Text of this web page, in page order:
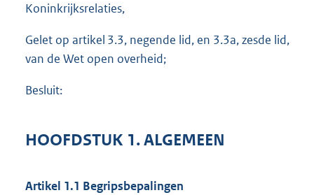
Koninkrijksrelaties,
Gelet op artikel 3.3, negende lid, en 3.3a, zesde lid,
van de Wet open overheid;
Besluit:
HOOFDSTUK 1. ALGEMEEN
Artikel 1.1 Begripsbepalingen